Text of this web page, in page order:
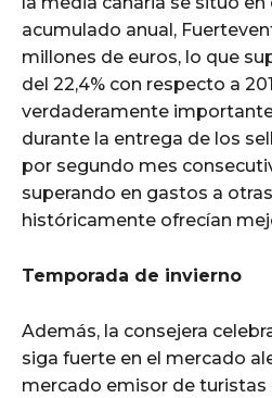
acumulado anual,
millones de euros, lo que
del 22,4% con respecto a
verdaderamente
durante la entrega de los
por segundo mes
superando en gastos a
históricamente ofrecían
Temporada de invierno
Además, la consejera
siga fuerte en el mercado
mercado emisor de turistas